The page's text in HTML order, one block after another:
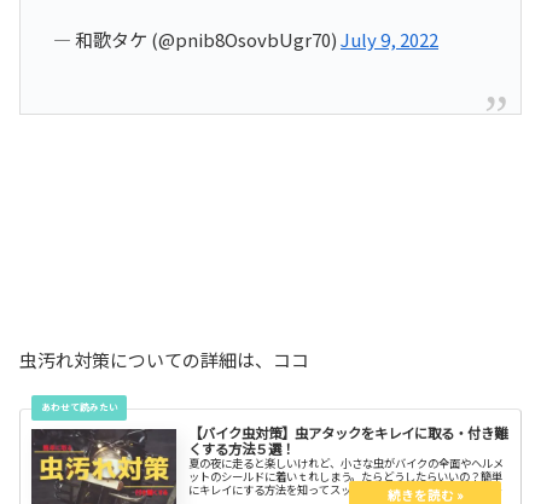
— 和歌タケ (@pnib8OsovbUgr70)July 9, 2022
虫汚れ対策についての詳細は、ココ
【バイク虫対策】虫アタックをキレイに取る・付き難
くする方法５選！
夏の夜に走ると楽しいけれど、小さな虫がバイクの全面やヘルメ
ットのシールドに着いｔれしまう。たらどうしたらいいの？簡単
にキレイにする方法を知ってスッキリしよう。なぜ、虫が付くの